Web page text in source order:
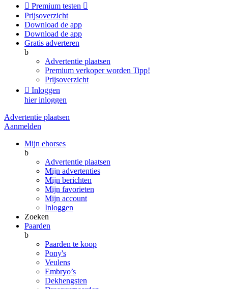
 Premium testen 
Prijsoverzicht
Download de app
Download de app
Gratis adverteren
b
Advertentie plaatsen
Premium verkoper worden Tipp!
Prijsoverzicht
 Inloggen
hier inloggen
Advertentie plaatsen
Aanmelden
Mijn ehorses
b
Advertentie plaatsen
Mijn advertenties
Mijn berichten
Mijn favorieten
Mijn account
Inloggen
Zoeken
Paarden
b
Paarden te koop
Pony's
Veulens
Embryo’s
Dekhengsten